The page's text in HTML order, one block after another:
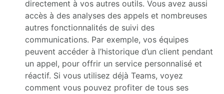
directement à vos autres outils. Vous avez aussi
accès à des analyses des appels et nombreuses
autres fonctionnalités de suivi des
communications. Par exemple, vos équipes
peuvent accéder à l’historique d’un client pendant
un appel, pour offrir un service personnalisé et
réactif. Si vous utilisez déjà Teams, voyez
comment vous pouvez profiter de tous ses